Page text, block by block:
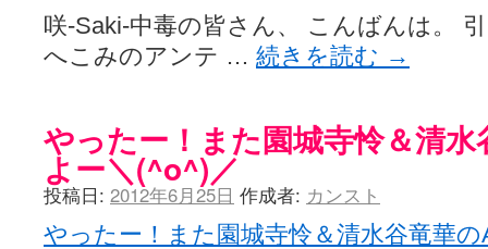
咲-Saki-中毒の皆さん、 こんばんは。
へこみのアンテ … 続きを読む →
やったー！また園城寺怜＆清
よー＼(^o^)／
投稿日: 2012年6月25日 作成者: カンスト
やったー！また園城寺怜＆清水谷竜華